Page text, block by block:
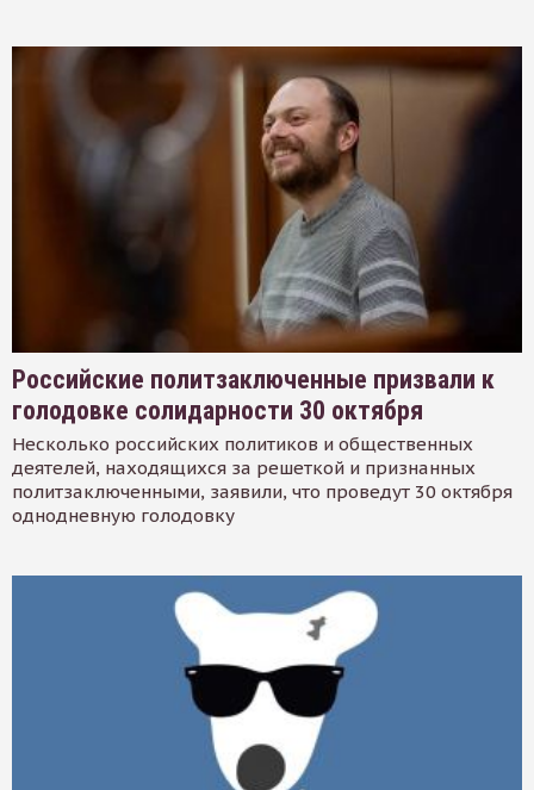
Российские политзаключенные призвали к
голодовке солидарности 30 октября
Несколько российских политиков и общественных
деятелей, находящихся за решеткой и признанных
политзаключенными, заявили, что проведут 30 октября
однодневную голодовку